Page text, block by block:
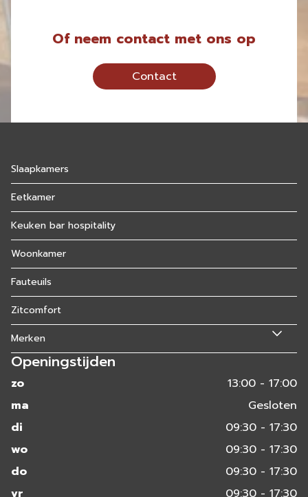
Of neem contact met ons op
Contact
Slaapkamers
Eetkamer
Keuken bar hospitality
Woonkamer
Fauteuils
Zitcomfort
Merken
Openingstijden
zo
13:00 - 17:00
ma
Gesloten
di
09:30 - 17:30
wo
09:30 - 17:30
do
09:30 - 17:30
vr
09:30 - 17:30